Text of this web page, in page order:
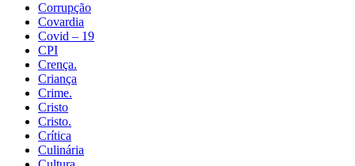
Corrupção
Covardia
Covid – 19
CPI
Crença.
Criança
Crime.
Cristo
Cristo.
Crítica
Culinária